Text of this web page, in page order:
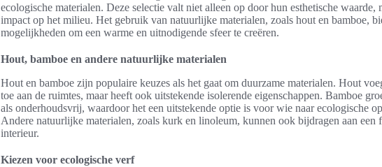
ecologische materialen. Deze selectie valt niet alleen op door hun esthetische waarde,
impact op het milieu. Het gebruik van natuurlijke materialen, zoals hout en bamboe,
mogelijkheden om een warme en uitnodigende sfeer te creëren.
Hout, bamboe en andere natuurlijke materialen
Hout en bamboe zijn populaire keuzes als het gaat om duurzame materialen. Hout
toe aan de ruimtes, maar heeft ook uitstekende isolerende eigenschappen. Bamboe
als onderhoudsvrij, waardoor het een uitstekende optie is voor wie naar ecologische
Andere natuurlijke materialen, zoals kurk en linoleum, kunnen ook bijdragen aan een
interieur.
Kiezen voor ecologische verf